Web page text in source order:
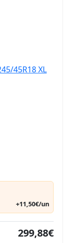
+11,50€/un
299,88€